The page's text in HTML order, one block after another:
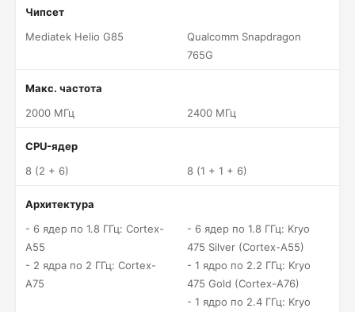
Чипсет
Mediatek Helio G85
Qualcomm Snapdragon
765G
Макс. частота
2000 МГц
2400 МГц
CPU-ядер
8 (2 + 6)
8 (1 + 1 + 6)
Архитектура
- 6 ядер по 1.8 ГГц: Cortex-
A55
- 2 ядра по 2 ГГц: Cortex-
A75
- 6 ядер по 1.8 ГГц: Kryo
475 Silver (Cortex-A55)
- 1 ядро по 2.2 ГГц: Kryo
475 Gold (Cortex-A76)
- 1 ядро по 2.4 ГГц: Kryo